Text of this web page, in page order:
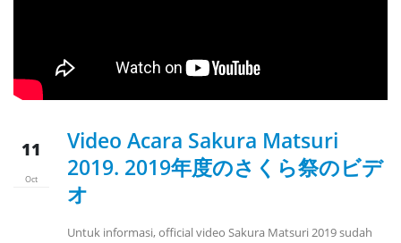
11
Oct
Video Acara Sakura Matsuri
2019. 2019年度のさくら祭のビデ
オ
Untuk informasi, official video Sakura Matsuri 2019 sudah